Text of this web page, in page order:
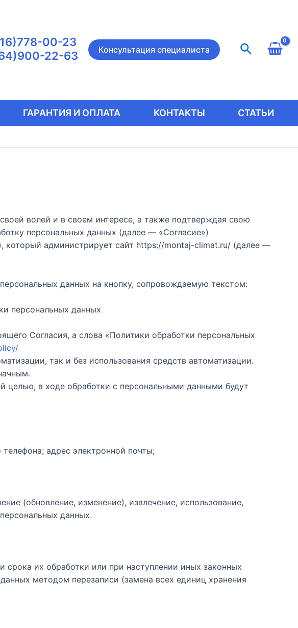
00-23
22-63
Консультация специалиста Поиск
ГАРАНТИЯ И ОПЛАТА КОНТАКТЫ СТАТЬИ
волей и в своем интересе, а также подтверждая свою
персональных данных (далее — «Согласие»)
который администрирует сайт https://montaj-climat.ru/ (далее —
данных на кнопку, сопровождаемую текстом:
персональных данных
Согласия, а слова «Политики обработки персональных
так и без использования средств автоматизации.
целью, в ходе обработки с персональными данными будут
адрес электронной почты;
(обновление, изменение), извлечение, использование,
данных.
их обработки или при наступлении иных законных
методом перезаписи (замена всех единиц хранения